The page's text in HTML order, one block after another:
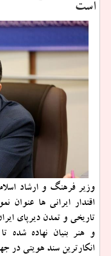
است
وزیر فرهنگ و ارشاد
اقتدار ایرانی ها عنوان
تاریخی و تمدن دیرپای
و هنر بنیان نهاده شده
انکارترین سند هویتی در